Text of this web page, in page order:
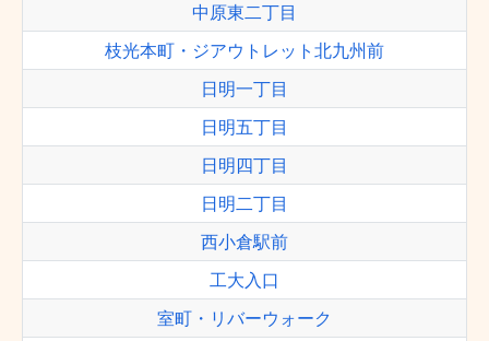
中原東二丁目
枝光本町・ジアウトレット北九州前
日明一丁目
日明五丁目
日明四丁目
日明二丁目
西小倉駅前
工大入口
室町・リバーウォーク